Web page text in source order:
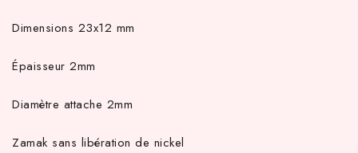
Dimensions 23x12 mm
Épaisseur 2mm
Diamètre attache 2mm
Zamak sans libération de nickel